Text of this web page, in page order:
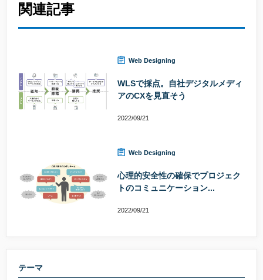
関連記事
Web Designing
WLSで採点。自社デジタルメディ
アのCXを見直そう
2022/09/21
Web Designing
心理的安全性の確保でプロジェク
トのコミュニケーション...
2022/09/21
テーマ